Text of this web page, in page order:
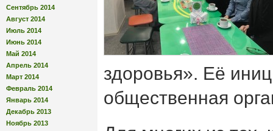
Сентябрь 2014
Август 2014
Июль 2014
Июнь 2014
Май 2014
Апрель 2014
Март 2014
Февраль 2014
Январь 2014
Декабрь 2013
Ноябрь 2013
здоровья». Её
общественная